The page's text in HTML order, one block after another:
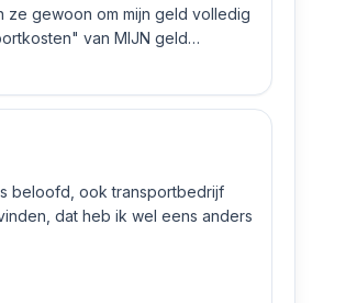
gewoon om mijn geld volledig
van MIJN geld
beloofd, ook transportbedrijf
dat heb ik wel eens anders